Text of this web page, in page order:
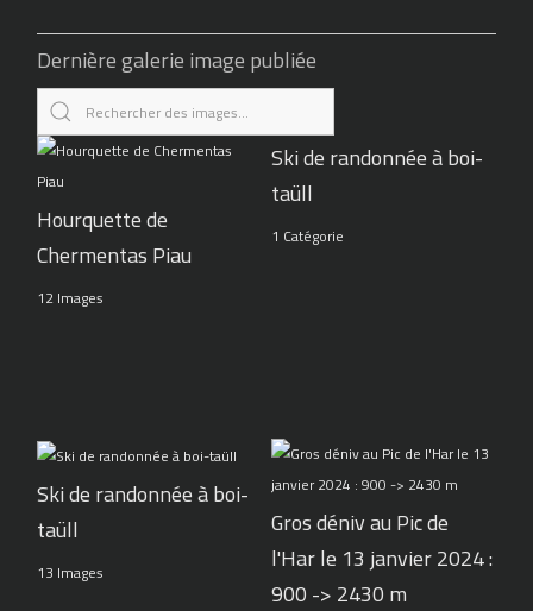
Dernière galerie image publiée
Hourquette de
Chermentas Piau
12 Images
Ski de randonnée à boi-
taüll
1 Catégorie
Ski de randonnée à boi-
taüll
13 Images
Gros déniv au Pic de
l'Har le 13 janvier 2024 :
900 -> 2430 m